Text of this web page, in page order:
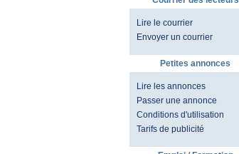
Lire le courrier
Envoyer un courrier
Petites annonces
Lire les annonces
Passer une annonce
Conditions d'utilisation
Tarifs de publicité